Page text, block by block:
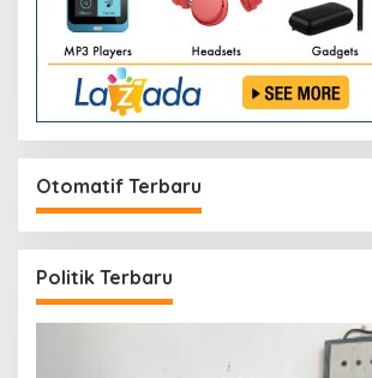
Otomatif Terbaru
Politik Terbaru